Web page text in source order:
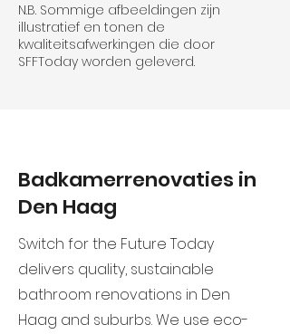
N.B. Sommige afbeeldingen zijn
illustratief en tonen de
kwaliteitsafwerkingen die door
SFFToday worden geleverd.
Badkamerrenovaties in
Den Haag
Switch for the Future Today
delivers quality, sustainable
bathroom renovations in Den
Haag and suburbs. We use eco-